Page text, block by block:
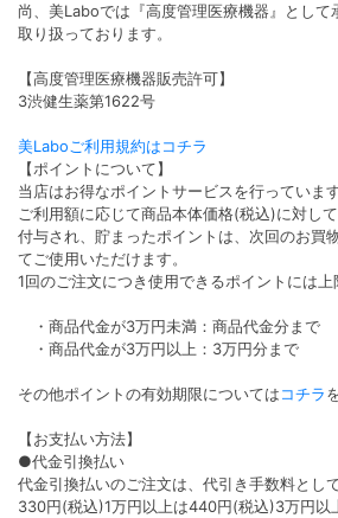
尚、美Laboでは『高度管理医療機器』として
取り扱っております。
【高度管理医療機器販売許可】
3渋健生薬第1622号
美Laboご利用規約はコチラ
【ポイントについて】
当店はお得なポイントサービスを行っています
ご利用額に応じて商品本体価格(税込)に対し
付与され、貯まったポイントは、次回のお買
てご使用いただけます。
1回のご注文につき使用できるポイントには上
・商品代金が3万円未満：商品代金分まで
・商品代金が3万円以上：3万円分まで
その他ポイントの有効期限についてはコチラ
【お支払い方法】
●代金引換払い
代金引換払いのご注文は、代引き手数料とし
330円(税込)1万円以上は440円(税込)3万円以